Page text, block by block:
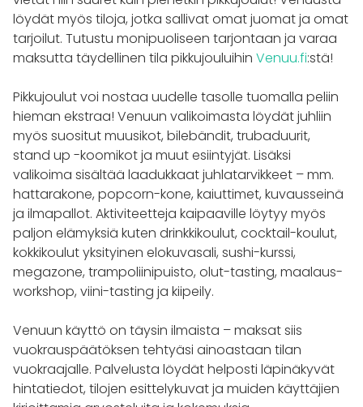
löydät myös tiloja, jotka sallivat omat juomat ja omat
tarjoilut. Tutustu monipuoliseen tarjontaan ja varaa
maksutta täydellinen tila pikkujouluihin Venuu.fi:stä!
Pikkujoulut voi nostaa uudelle tasolle tuomalla peliin
hieman ekstraa! Venuun valikoimasta löydät juhliin
myös suositut muusikot, bilebändit, trubaduurit,
stand up -koomikot ja muut esiintyjät. Lisäksi
valikoima sisältää laadukkaat juhlatarvikkeet – mm.
hattarakone, popcorn-kone, kaiuttimet, kuvausseinä
ja ilmapallot. Aktiviteetteja kaipaaville löytyy myös
paljon elämyksiä kuten drinkkikoulut, cocktail-koulut,
kokkikoulut yksityinen elokuvasali, sushi-kurssi,
megazone, trampoliinipuisto, olut-tasting, maalaus-
workshop, viini-tasting ja kiipeily.
Venuun käyttö on täysin ilmaista – maksat siis
vuokrauspäätöksen tehtyäsi ainoastaan tilan
vuokraajalle. Palvelusta löydät helposti läpinäkyvät
hintatiedot, tilojen esittelykuvat ja muiden käyttäjien